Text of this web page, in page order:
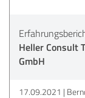
Heller Consult
GmbH
17.09.2021